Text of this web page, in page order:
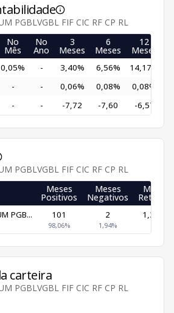
PGBLVGBL FIF CIC RF CP RL
No
Mês
No
Ano
3
Meses
6
Meses
12
Meses
0,05% - 3,40% 6,56% 14,17%
- - 0,06% 0,08% 0,08%
- - -7,72 -7,60 -6,57
PGBLVGBL FIF CIC RF CP RL
Meses
Positivos
Meses
Negativos
Maior
Retorno
PGB... 101
98,06%
2
1,94%
1,35%
carteira
PGBLVGBL FIF CIC RF CP RL